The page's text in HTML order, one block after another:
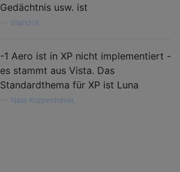
Gedächtnis usw. ist
soandos
-1 Aero ist in XP nicht implementiert -
es stammt aus Vista. Das
Standardthema für XP ist Luna
Nate Koppenhaver,